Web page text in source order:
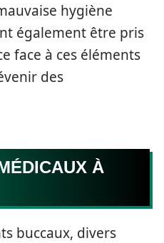
hygiène
également être pris
face à ces éléments
des
À
buccaux, divers